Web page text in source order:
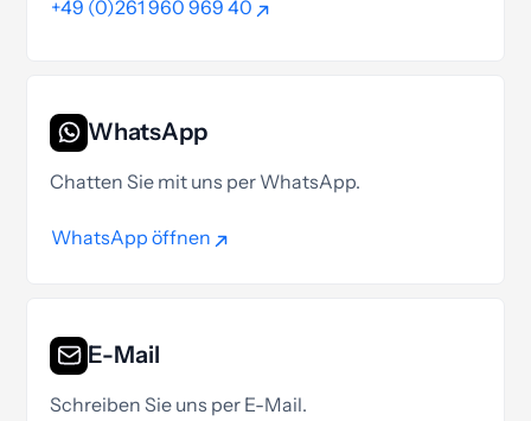
+49 (0)261 960 969 40
WhatsApp
Chatten Sie mit uns per WhatsApp.
WhatsApp öffnen
E-Mail
Schreiben Sie uns per E-Mail.